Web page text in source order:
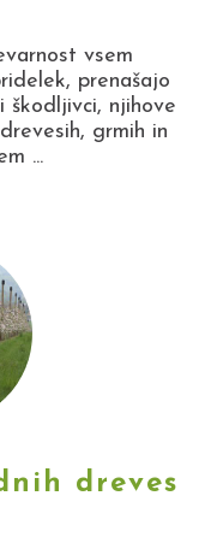
vsem
prenašajo
škodljivci, njihove
grmih in
...
dreves